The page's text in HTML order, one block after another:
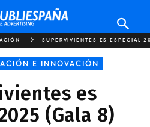
SUPERVIVIENTES ES ESPECIAL
E INNOVACIÓN
es
(Gala 8)